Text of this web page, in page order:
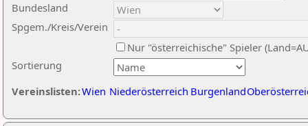
Sortierung
Bundesland
Spgem./Kreis/Verein
Nur "österreichische" Spieler
Vereinslisten:Wien Niederösterreich Burgenland